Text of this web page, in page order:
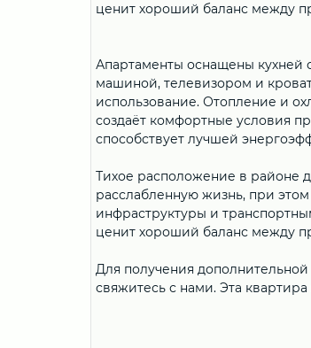
ценит хороший баланс между
Апартаменты оснащены кухней
машиной, телевизором и
использование. Отопление и
создаёт комфортные условия
способствует лучшей
Тихое расположение в районе
расслабленную жизнь, при
инфраструктуры и
ценит хороший баланс между
Для получения
свяжитесь с нами. Эта